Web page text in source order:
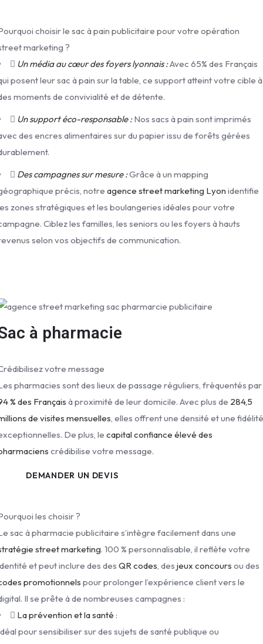
choisir le sac à pain publicitaire pour votre opération
marketing ?
Un média au cœur des foyers lyonnais :Avec 65% des Français
posent leur sac à pain sur la table, ce support atteint votre cible à
moments de convivialité et de détente.
Un support éco-responsable :Nos sacs à pain sont imprimés
des encres alimentaires sur du papier issu de forêts gérées
Des campagnes sur mesure :Grâce à un mapping
précis, notreagence street marketing Lyon identifie
zones stratégiques et les boulangeries idéales pour votre
Ciblez les familles, les seniors ou les foyers à hauts
selon vos objectifs de communication.
à pharmacie
votre message
pharmacies sont des lieux de passage réguliers, fréquentés par
% des Français à proximité de leur domicile. Avec plus de 284,5
de visites mensuelles , elles offrent une densité et une
De plus, lecapital confiance élevé des
crédibilise votre message.
DEMANDER UN DEVIS
les choisir ?
sac à pharmacie publicitaire s’intègre facilement dans une
street marketing. 100 % personnalisable, il reflète votre
et peut inclure des desQR codes , desjeux concours ou des
promotionnels pour prolonger l’expérience client vers le
Il se prête à de nombreuses campagnes :
La prévention et la santé :
pour sensibiliser sur des sujets de santé publique ou